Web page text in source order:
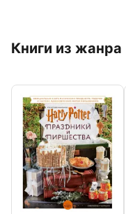
Книги из жанра